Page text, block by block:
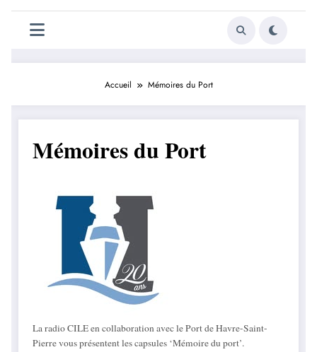
Accueil Mémoires du Port
Mémoires du Port
La radio CILE en collaboration avec le Port de Havre-Saint-
Pierre vous présentent les capsules ‘Mémoire du port’.